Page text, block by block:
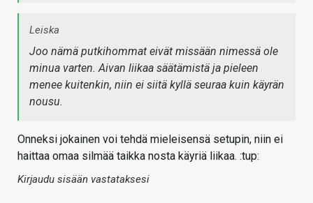
Leiska
Joo nämä putkihommat eivät missään nimessä ole
minua varten. Aivan liikaa säätämistä ja pieleen
menee kuitenkin, niin ei siitä kyllä seuraa kuin käyrän
nousu.
Onneksi jokainen voi tehdä mieleisensä setupin, niin ei
haittaa omaa silmää taikka nosta käyriä liikaa. :tup:
Kirjaudu sisään vastataksesi